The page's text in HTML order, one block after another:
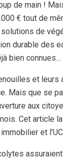
de main !
€ tout de
de
durable des
bien connues…
et
Mais que se
aux
Cet article
et